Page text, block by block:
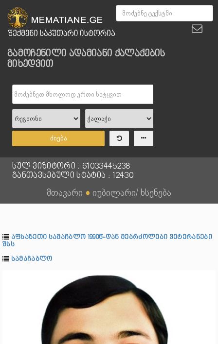
გამოჩენილი ადამიანი ქალაქების
მიხედვით
ძიება
სულ ვიზიტორი : 61033445238
განთავსებული სტატია : 12430
მთავარი ● იუბილარი/ ხსენება
აფხაზეთი სამაჩბლო 1990წ-დან მებრძოლები ვეტერანები
შსს
სამაჩაბლო